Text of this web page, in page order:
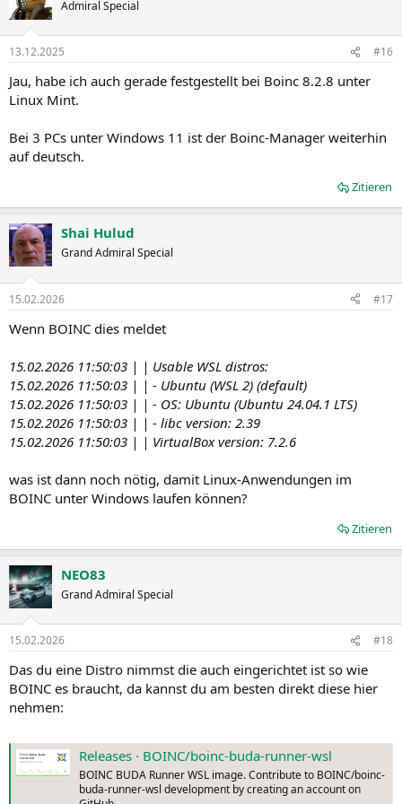
Admiral Special
13.12.2025 #16
Jau, habe ich auch gerade festgestellt bei Boinc 8.2.8 unter
Linux Mint.
Bei 3 PCs unter Windows 11 ist der Boinc-Manager weiterhin
auf deutsch.
Zitieren
Shai Hulud
Grand Admiral Special
15.02.2026 #17
Wenn BOINC dies meldet
15.02.2026 11:50:03 | | Usable WSL distros:
15.02.2026 11:50:03 | | - Ubuntu (WSL 2) (default)
15.02.2026 11:50:03 | | - OS: Ubuntu (Ubuntu 24.04.1 LTS)
15.02.2026 11:50:03 | | - libc version: 2.39
15.02.2026 11:50:03 | | VirtualBox version: 7.2.6
was ist dann noch nötig, damit Linux-Anwendungen im
BOINC unter Windows laufen können?
Zitieren
NEO83
Grand Admiral Special
15.02.2026 #18
Das du eine Distro nimmst die auch eingerichtet ist so wie
BOINC es braucht, da kannst du am besten direkt diese hier
nehmen:
Releases · BOINC/boinc-buda-runner-wsl
BOINC BUDA Runner WSL image. Contribute to BOINC/boinc-
buda-runner-wsl development by creating an account on